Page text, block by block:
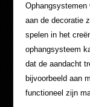
aan de decoratie
spelen in het
ophangsysteem
dat de aandacht
bijvoorbeeld aan
functioneel zijn